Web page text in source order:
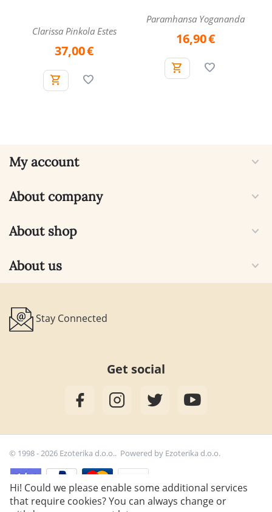
Clarissa Pinkola Estes
37,00€
Paramhansa Yogananda
16,90€
My account
About company
About shop
About us
Stay Connected
Get social
© 1998 - 2026 Ezoterika d.o.o.. Powered by Ezoterika d.o.o.
Hi! Could we please enable some additional services
that require cookies? You can always change or